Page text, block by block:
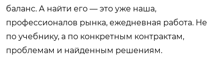
баланс. А найти его — это уже наша,
профессионалов рынка, ежедневная работа. Не
по учебнику, а по конкретным контрактам,
проблемам и найденным решениям.